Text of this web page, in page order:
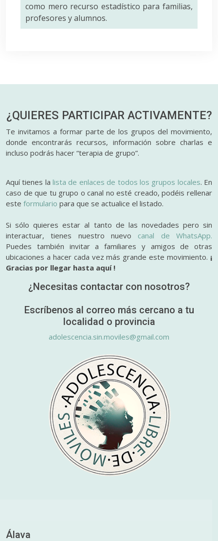
como mero recurso estadístico para familias,
profesores y alumnos.
¿QUIERES PARTICIPAR ACTIVAMENTE?
Te invitamos a formar parte de los grupos del movimiento,
donde encontrarás recursos, información sobre charlas e
incluso podrás hacer “terapia de grupo”.
Aquí tienes lalista de enlaces de todos los grupos locales. En
caso de que tu grupo o canal no esté creado, podéis rellenar
este formulario para que se actualice el listado.
Si sólo quieres estar al tanto de las novedades pero sin
interactuar, tienes nuestro nuevo canal de WhatsApp.
Puedes también invitar a familiares y amigos de otras
ubicaciones a hacer cada vez más grande este movimiento. ¡
Gracias por llegar hasta aquí !
¿Necesitas contactar con nosotros?
Escríbenos al correo más cercano a tu
localidad o provincia
adolescencia.sin.moviles@gmail.com
Álava